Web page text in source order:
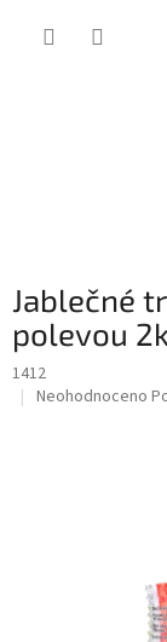
Jablečné
polevou
1412
Průměrné
Neohodnoceno